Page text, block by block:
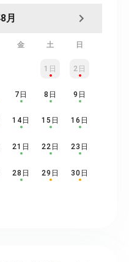
月
金 土 日
1日 2日
7日 8日 9日
14日 15日 16日
21日 22日 23日
28日 29日 30日